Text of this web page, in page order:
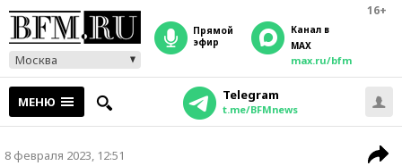
16+
Москва
прямой
эфир
Канал в
MAX
max.ru/bfm
МЕНЮ Telegram
t.me/BFMnews
8 февраля 2023, 12:51